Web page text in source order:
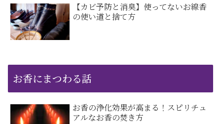
【カビ予防と消臭】使ってないお線香
の使い道と捨て方
お香にまつわる話
お香の浄化効果が高まる！スピリチュ
アルなお香の焚き方